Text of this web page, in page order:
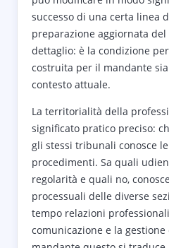
successo di una certa linea
preparazione aggiornata
dettaglio: è la condizione
costruita per il mandante
contesto attuale.
La territorialità della
significato pratico preciso:
gli stessi tribunali conosce
procedimenti. Sa quali
regolarità e quali no,
processuali delle diverse
tempo relazioni
comunicazione e la